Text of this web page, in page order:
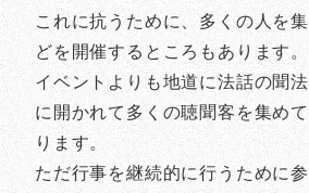
これに抗うために、多くの人を
どを開催するところもあります。
イベントよりも地道に法話の聞
に開かれて多くの聴聞客を集め
ります。
ただ行事を継続的に行うために